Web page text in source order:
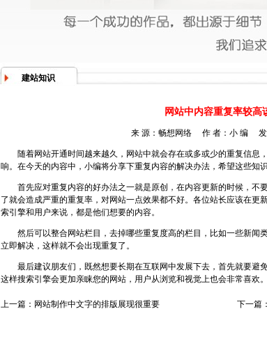
建站知识
网站中内容重复率较高
来 源：畅想网络 作 者：小 编 发
随着网站开通时间越来越久，网站中就会存在或多或少的重复信息
响。在今天的内容中，小编将分享下重复内容的解决办法，希望这些知识
首先应对重复内容的好办法之一就是原创，在内容更新的时候，不
了就会造成严重的重复率，对网站一点效果都不好。各位站长应该在更
索引擎和用户来说，都是他们想要的内容。
然后可以整合网站栏目，去掉哪些重复度高的栏目，比如一些新闻
立即解决，这样就不会出现重复了。
最后建议朋友们，既然想要长期在互联网中发展下去，首先就要避
这样搜索引擎会更加亲睐您的网站，用户从浏览和视觉上也会非常喜欢。
上一篇： 网站制作中文字的排版展现很重要 下一篇：